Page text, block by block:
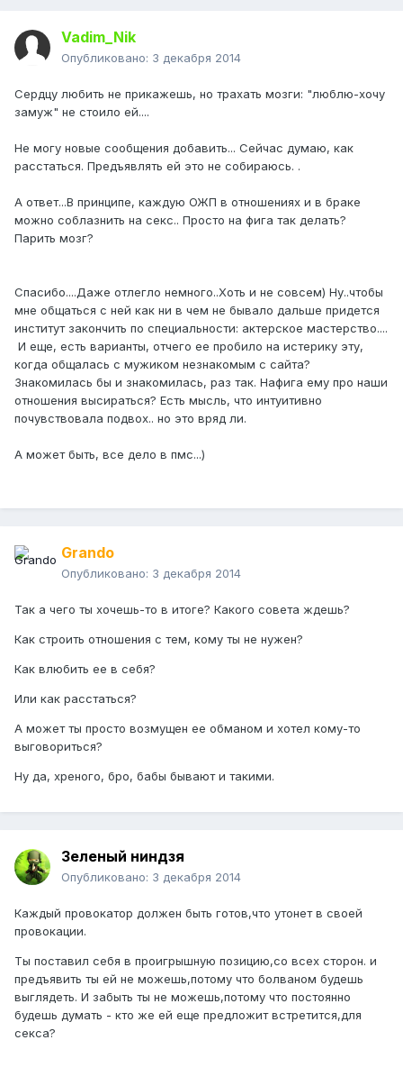
Vadim_Nik
Опубликовано: 3 декабря 2014
Сердцу любить не прикажешь, но трахать мозги: "люблю-хочу
замуж" не стоило ей....
Не могу новые сообщения добавить... Сейчас думаю, как
расстаться. Предъявлять ей это не собираюсь. .
А ответ...В принципе, каждую ОЖП в отношениях и в браке
можно соблазнить на секс.. Просто на фига так делать?
Парить мозг?
Спасибо....Даже отлегло немного..Хоть и не совсем) Ну..чтобы
мне общаться с ней как ни в чем не бывало дальше придется
институт закончить по специальности: актерское мастерство....
И еще, есть варианты, отчего ее пробило на истерику эту,
когда общалась с мужиком незнакомым с сайта?
Знакомилась бы и знакомилась, раз так. Нафига ему про наши
отношения высираться? Есть мысль, что интуитивно
почувствовала подвох.. но это вряд ли.
А может быть, все дело в пмс...)
Grando
Опубликовано: 3 декабря 2014
Так а чего ты хочешь-то в итоге? Какого совета ждешь?
Как строить отношения с тем, кому ты не нужен?
Как влюбить ее в себя?
Или как расстаться?
А может ты просто возмущен ее обманом и хотел кому-то
выговориться?
Ну да, хреного, бро, бабы бывают и такими.
Зеленый ниндзя
Опубликовано: 3 декабря 2014
Каждый провокатор должен быть готов,что утонет в своей
провокации.
Ты поставил себя в проигрышную позицию,со всех сторон. и
предъявить ты ей не можешь,потому что болваном будешь
выглядеть. И забыть ты не можешь,потому что постоянно
будешь думать - кто же ей еще предложит встретится,для
секса?